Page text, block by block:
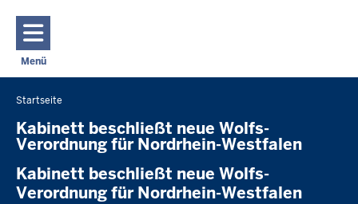
Menü
Navigation aktivieren/deaktivieren: Hauptmenü
Sie
befinden
sich
Startseite
Kabinett beschließt neue Wolfs-
Verordnung für Nordrhein-Westfalen
Kabinett beschließt neue Wolfs-
Verordnung für Nordrhein-Westfalen